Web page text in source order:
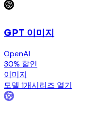
GPT 이미지
OpenAI
30% 할인
이미지
모델 1개시리즈 열기